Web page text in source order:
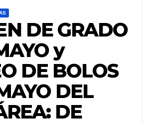
DE GRADO
y
DE BOLOS
DEL
DE